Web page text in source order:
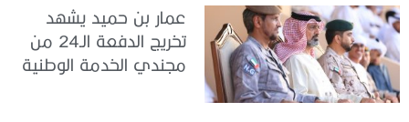
عمار بن حميد يشهد
تخريج الدفعة الـ24 من
مجندي الخدمة الوطنية